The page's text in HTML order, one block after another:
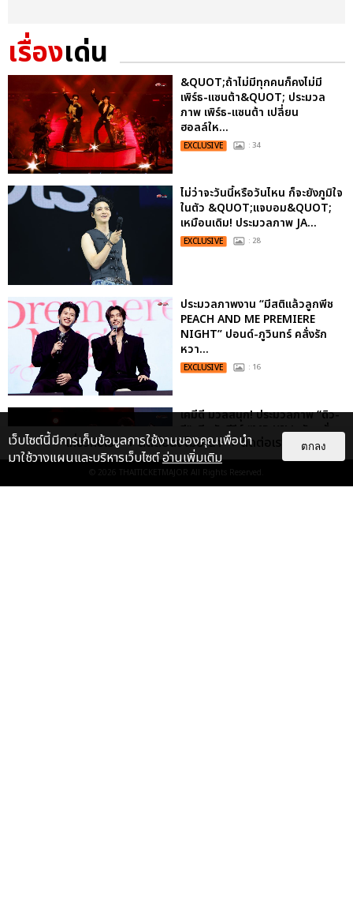
เรื่องเด่น
&QUOT;ถ้าไม่มีทุกคนก็คงไม่มี
เพิร์ธ-แซนต้า&QUOT; ประมวล
ภาพ เพิร์ธ-แซนต้า เปลี่ยน
ฮอลล์ให...
EXCLUSIVE : 34
ไม่ว่าจะวันนี้หรือวันไหน ก็จะยังภูมิใจ
ในตัว &QUOT;แจบอม&QUOT;
เหมือนเดิม! ประมวลภาพ JA...
EXCLUSIVE : 28
ประมวลภาพงาน “มีสติแล้วลูกพีช
PEACH AND ME PREMIERE
NIGHT” ปอนด์-ภูวินทร์ คลั่งรัก
หวา...
EXCLUSIVE : 16
เคมีดี มวลสนุก! ประมวลภาพ “ดิว-
ธี” เปิดตัวซีรีส์ “MR.KILL มังงะสั่ง
ตาย” ในงาน “MR.KILL...
EXCLUSIVE : 14
เกี่ยวกับเรา ติดต่อลงโฆษณา ติดต่อเรา
© 2026 THAITICKETMAJOR All Rights Reserved.
เว็บไซต์นี้มีการเก็บข้อมูลการใช้งานของคุณเพื่อนำ
มาใช้วางแผนและบริหารเว็บไซต์อ่านเพิ่มเติม
ตกลง